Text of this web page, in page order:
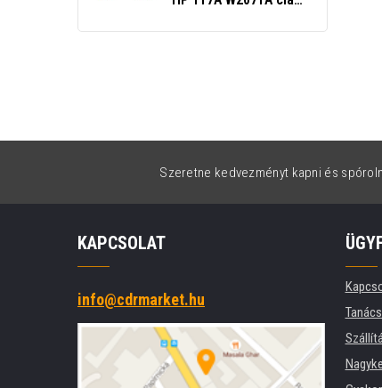
Szeretne kedvezményt kapni és
KAPCSOLAT
info@cdrmarket.hu